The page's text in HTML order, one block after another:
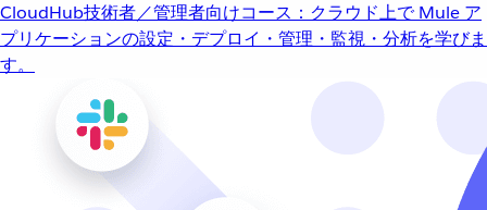
CloudHub技術者／管理者向けコース：クラウド上で Mule ア
プリケーションの設定・デプロイ・管理・監視・分析を学びま
す。